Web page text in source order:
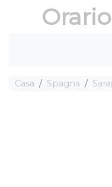
Casa Spagna